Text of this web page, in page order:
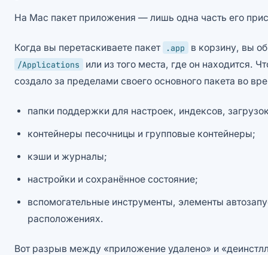
На Mac пакет приложения — лишь одна часть его
Когда вы перетаскиваете пакет .app в корзину, вы
/Applications
или из того места, где он находится.
создало за пределами своего основного пакета во
папки поддержки для настроек, индексов,
контейнеры песочницы и групповые контейнеры;
кэши и журналы;
настройки и сохранённое состояние;
вспомогательные инструменты, элементы
расположениях.
Вот разрыв между «приложение удалено» и